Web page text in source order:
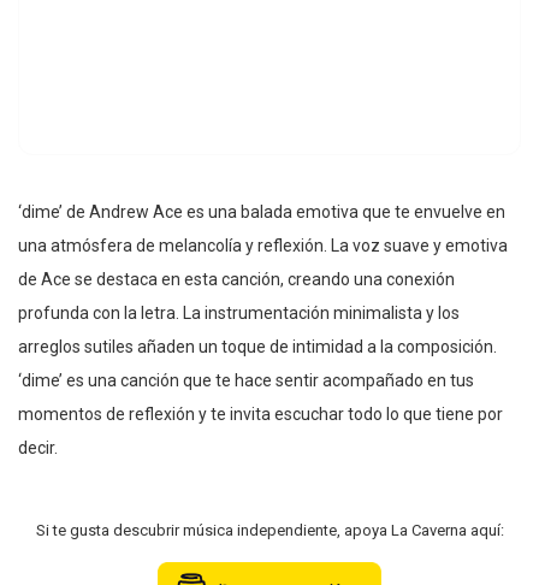
‘dime’ de Andrew Ace es una balada emotiva que te envuelve en
una atmósfera de melancolía y reflexión. La voz suave y emotiva
de Ace se destaca en esta canción, creando una conexión
profunda con la letra. La instrumentación minimalista y los
arreglos sutiles añaden un toque de intimidad a la composición.
‘dime’ es una canción que te hace sentir acompañado en tus
momentos de reflexión y te invita escuchar todo lo que tiene por
decir.
Si te gusta descubrir música independiente, apoya La Caverna aquí: